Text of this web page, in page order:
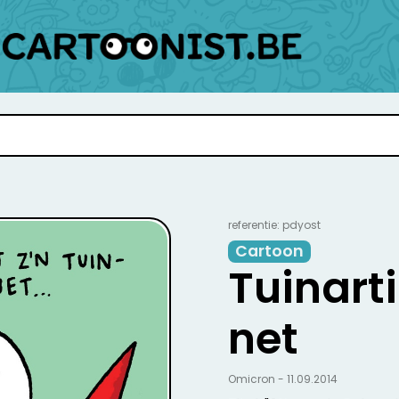
referentie: pdyost
Cartoon
net
Omicron - 11.09.2014